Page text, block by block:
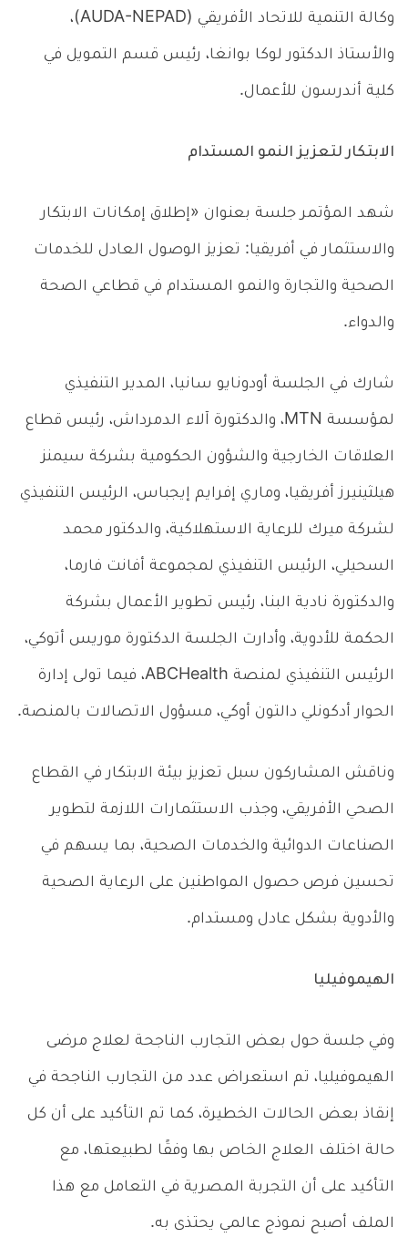
وكالة التنمية للاتحاد الأفريقي (AUDA-NEPAD)،
والأستاذ الدكتور لوكا بوانغا، رئيس قسم التمويل في
كلية أندرسون للأعمال.
الابتكار لتعزيز النمو المستدام
شهد المؤتمر جلسة بعنوان «إطلاق إمكانات الابتكار
والاستثمار في أفريقيا: تعزيز الوصول العادل للخدمات
الصحية والتجارة والنمو المستدام في قطاعي الصحة
والدواء.
شارك في الجلسة أودونايو سانيا، المدير التنفيذي
لمؤسسة MTN، والدكتورة آلاء الدمرداش، رئيس قطاع
العلاقات الخارجية والشؤون الحكومية بشركة سيمنز
هيلثينيرز أفريقيا، وماري إفرايم إيجباس، الرئيس التنفيذي
لشركة ميرك للرعاية الاستهلاكية، والدكتور محمد
السحيلي، الرئيس التنفيذي لمجموعة أفانت فارما،
والدكتورة نادية البنا، رئيس تطوير الأعمال بشركة
الحكمة للأدوية، وأدارت الجلسة الدكتورة موريس أتوكي،
الرئيس التنفيذي لمنصة ABCHealth، فيما تولى إدارة
الحوار أدكونلي دالتون أوكي، مسؤول الاتصالات بالمنصة.
وناقش المشاركون سبل تعزيز بيئة الابتكار في القطاع
الصحي الأفريقي، وجذب الاستثمارات اللازمة لتطوير
الصناعات الدوائية والخدمات الصحية، بما يسهم في
تحسين فرص حصول المواطنين على الرعاية الصحية
والأدوية بشكل عادل ومستدام.
الهيموفيليا
وفي جلسة حول بعض التجارب الناجحة لعلاج مرضى
الهيموفيليا، تم استعراض عدد من التجارب الناجحة في
إنقاذ بعض الحالات الخطيرة، كما تم التأكيد على أن كل
حالة اختلف العلاج الخاص بها وفقًا لطبيعتها، مع
التأكيد على أن التجربة المصرية في التعامل مع هذا
الملف أصبح نموذج عالمي يحتذى به.